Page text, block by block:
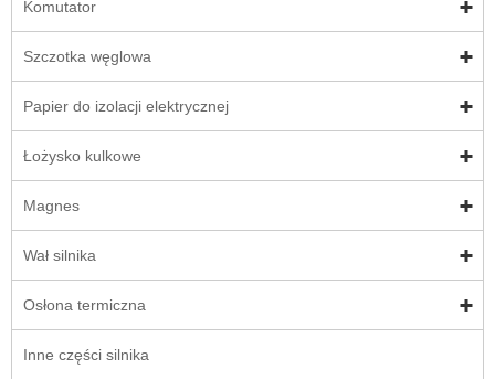
Komutator
Szczotka węglowa
Papier do izolacji elektrycznej
Łożysko kulkowe
Magnes
Wał silnika
Osłona termiczna
Inne części silnika